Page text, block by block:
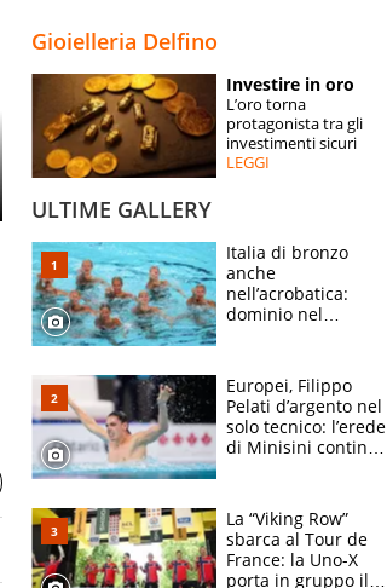
ESPERTI
CONTATTI
Gioielleria Delfino
Investire in oro
L’oro torna
protagonista tra gli
investimenti sicuri
LEGGI
ULTIME GALLERY
Italia di bronzo
anche
nell’acrobatica:
dominio nel
e compagni
continuare
Europei, Filippo
Pelati d’argento nel
solo tecnico: l’erede
di Minisini continua
mirino
La “Viking Row”
sbarca al Tour de
France: la Uno-X
porta in gruppo il